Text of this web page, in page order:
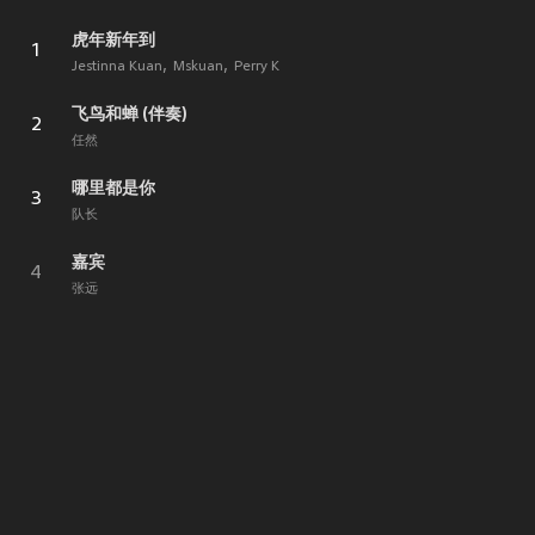
1
虎年新年到
Jestinna Kuan Mskuan Perry K
2
飞鸟和蝉 (伴奏)
任然
3
哪里都是你
队长
4
嘉宾
张远